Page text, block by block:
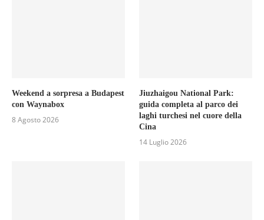
Weekend a sorpresa a Budapest
con Waynabox
8 Agosto 2026
Jiuzhaigou National Park:
guida completa al parco dei
laghi turchesi nel cuore della
Cina
14 Luglio 2026